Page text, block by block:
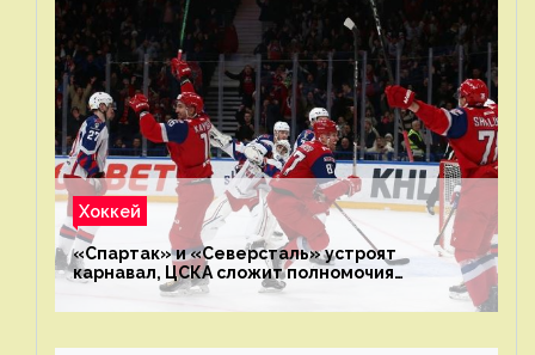
Хоккей
«Спартак» и «Северсталь» устроят
карнавал, ЦСКА сложит полномочия
чемпиона. Превью первого раунда плей-офф
на Западе